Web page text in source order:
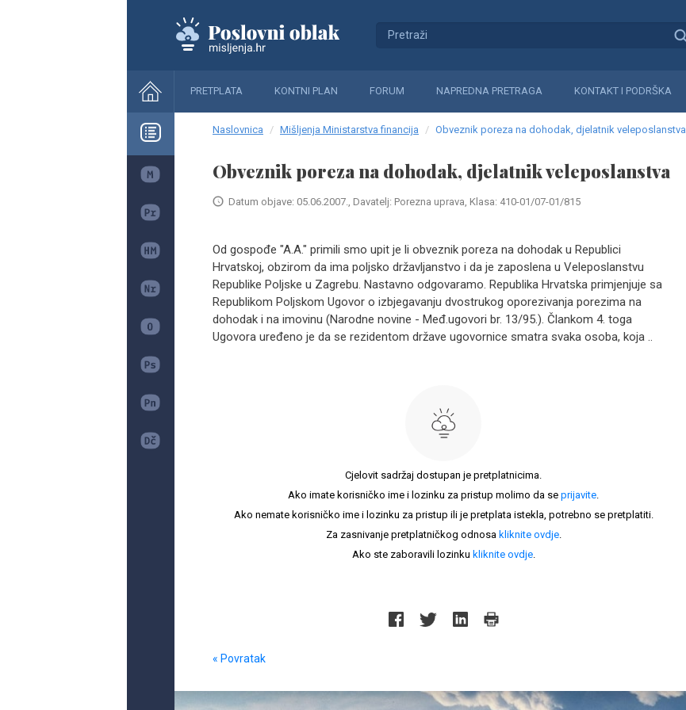
PRETPLATA KONTNI PLAN FORUM NAPREDNA PRETRAGA KONTAKT I PODRŠKA
Naslovnica Mišljenja Ministarstva financija Obveznik poreza na dohodak, djelatnik veleposlanstva
Obveznik poreza na dohodak, djelatnik veleposlanstva
Datum objave: 05.06.2007., Davatelj: Porezna uprava, Klasa: 410-01/07-01/815
Od gospođe "A.A." primili smo upit je li obveznik poreza na dohodak u Republici
Hrvatskoj, obzirom da ima poljsko državljanstvo i da je zaposlena u Veleposlanstvu
Republike Poljske u Zagrebu. Nastavno odgovaramo. Republika Hrvatska primjenjuje sa
Republikom Poljskom Ugovor o izbjegavanju dvostrukog oporezivanja porezima na
dohodak i na imovinu (Narodne novine - Međ.ugovori br. 13/95.). Člankom 4. toga
Ugovora uređeno je da se rezidentom države ugovornice smatra svaka osoba, koja ..
Cjelovit sadržaj dostupan je pretplatnicima.
Ako imate korisničko ime i lozinku za pristup molimo da se prijavite.
Ako nemate korisničko ime i lozinku za pristup ili je pretplata istekla, potrebno se pretplatiti.
Za zasnivanje pretplatničkog odnosa kliknite ovdje.
Ako ste zaboravili lozinku kliknite ovdje.
« Povratak